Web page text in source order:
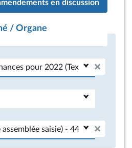
en discussion
/ Organe